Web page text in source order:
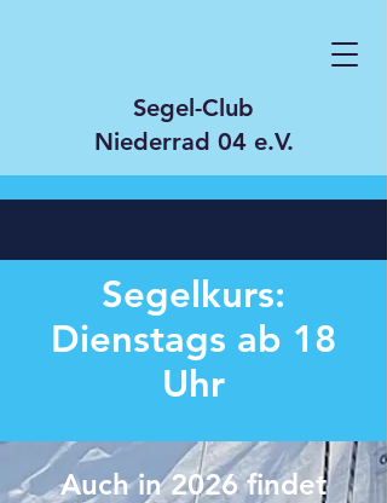
Segel-Club
Niederrad 04 e.V.
Segelkurs:
Dienstags ab 18
Uhr
Auch in 2026 findet